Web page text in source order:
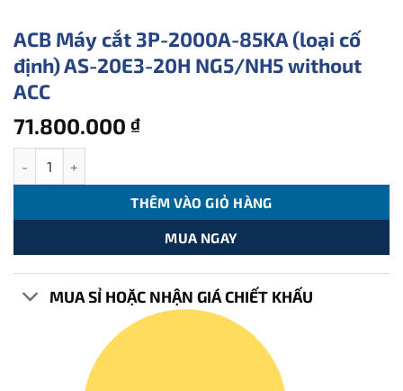
ACB Máy cắt 3P-2000A-85KA (loại cố
định) AS-20E3-20H NG5/NH5 without
ACC
71.800.000 ₫
THÊM VÀO GIỎ HÀNG
MUA NGAY
MUA SỈ HOẶC NHẬN GIÁ CHIẾT KHẤU